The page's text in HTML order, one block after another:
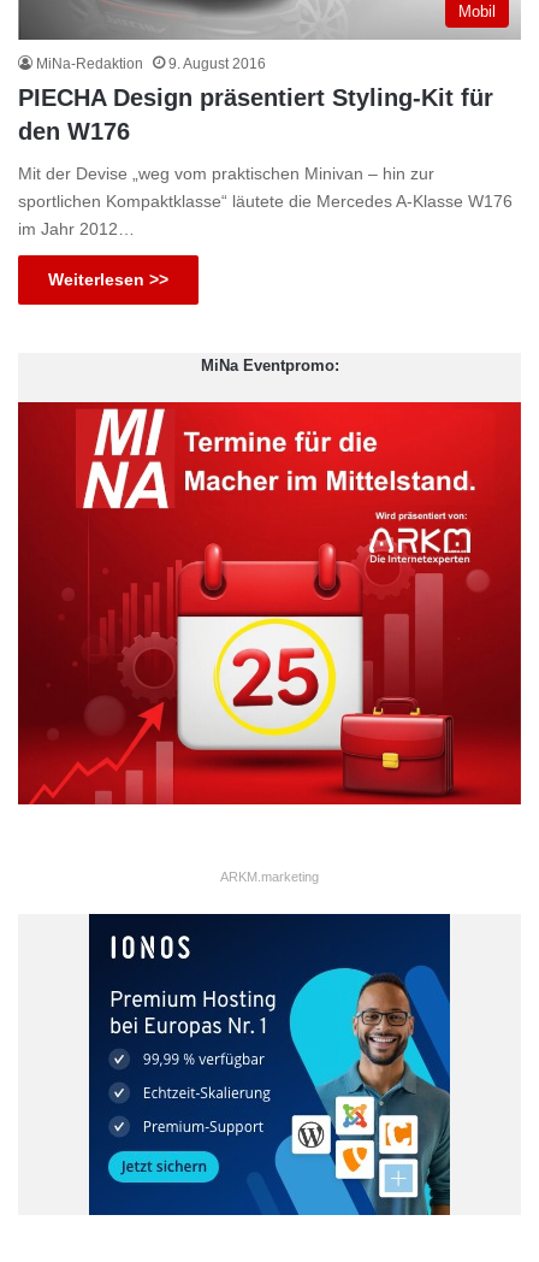
Mobil
MiNa-Redaktion 9. August 2016
PIECHA Design präsentiert Styling-Kit für
den W176
Mit der Devise „weg vom praktischen Minivan – hin zur
sportlichen Kompaktklasse“ läutete die Mercedes A-Klasse W176
im Jahr 2012…
Weiterlesen >>
MiNa Eventpromo:
ARKM.marketing